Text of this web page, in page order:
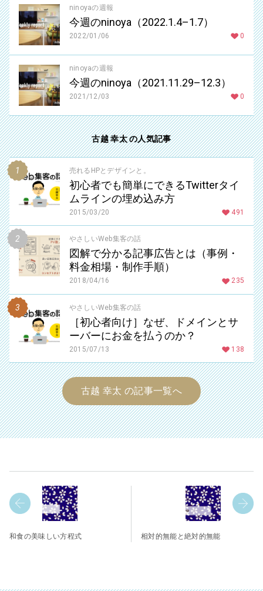
ninoyaの週報
今週のninoya（2022.1.4–1.7）
2022/01/06 0
ninoyaの週報
今週のninoya（2021.11.29–12.3）
2021/12/03 0
古越 幸太 の人気記事
売れるHPとデザインと。
初心者でも簡単にできるTwitterタイ
ムラインの埋め込み方
2015/03/20 491
やさしいWeb集客の話
図解で分かる記事広告とは（事例・
料金相場・制作手順）
2018/04/16 235
やさしいWeb集客の話
［初心者向け］なぜ、ドメインとサ
ーバーにお金を払うのか？
2015/07/13 138
古越 幸太 の記事一覧へ
和食の美味しい方程式 相対的無能と絶対的無能